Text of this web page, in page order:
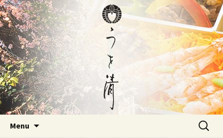
大分にある仕出し・割烹の「う
を清」のブログ
大分にある仕出し・割烹の「うを清」
のブログ
Menu
検
索: